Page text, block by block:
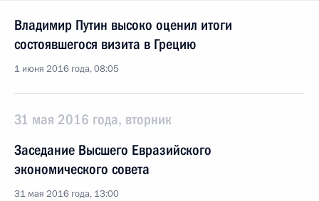
Владимир Путин высоко оценил итоги
состоявшегося визита в Грецию
1 июня 2016 года, 08:05
31 мая 2016 года, вторник
Заседание Высшего Евразийского
экономического совета
31 мая 2016 года, 13:00